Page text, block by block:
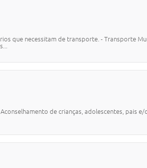
que necessitam de transporte. - Transporte
de crianças, adolescentes, pais